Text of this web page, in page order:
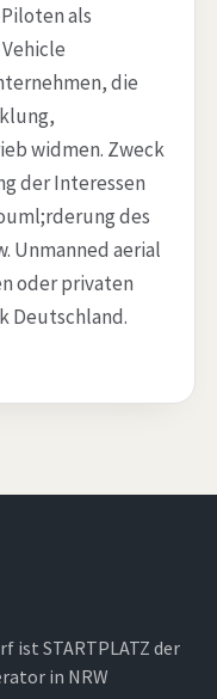
als
die
widmen. Zweck
der Interessen
des
Unmanned aerial
oder privaten
Deutschland.
ist STARTPLATZ der
in NRW